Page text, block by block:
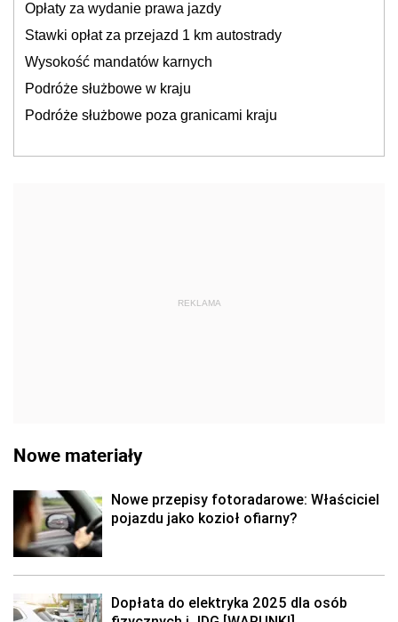
Opłaty za wydanie prawa jazdy
Stawki opłat za przejazd 1 km autostrady
Wysokość mandatów karnych
Podróże służbowe w kraju
Podróże służbowe poza granicami kraju
REKLAMA
Nowe materiały
Nowe przepisy fotoradarowe: Właściciel
pojazdu jako kozioł ofiarny?
Dopłata do elektryka 2025 dla osób